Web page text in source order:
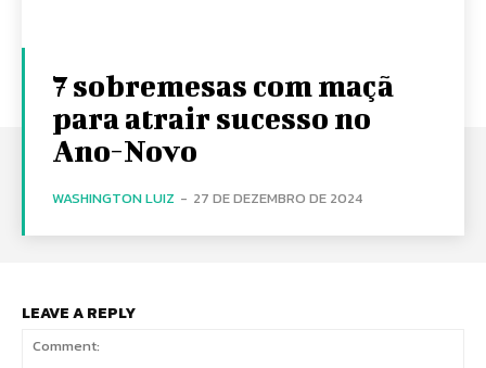
7 sobremesas com maçã
para atrair sucesso no
Ano-Novo
WASHINGTON LUIZ - 27 DE DEZEMBRO DE 2024
LEAVE A REPLY